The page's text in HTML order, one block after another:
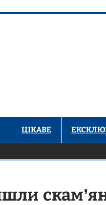
ЦІКАВЕ